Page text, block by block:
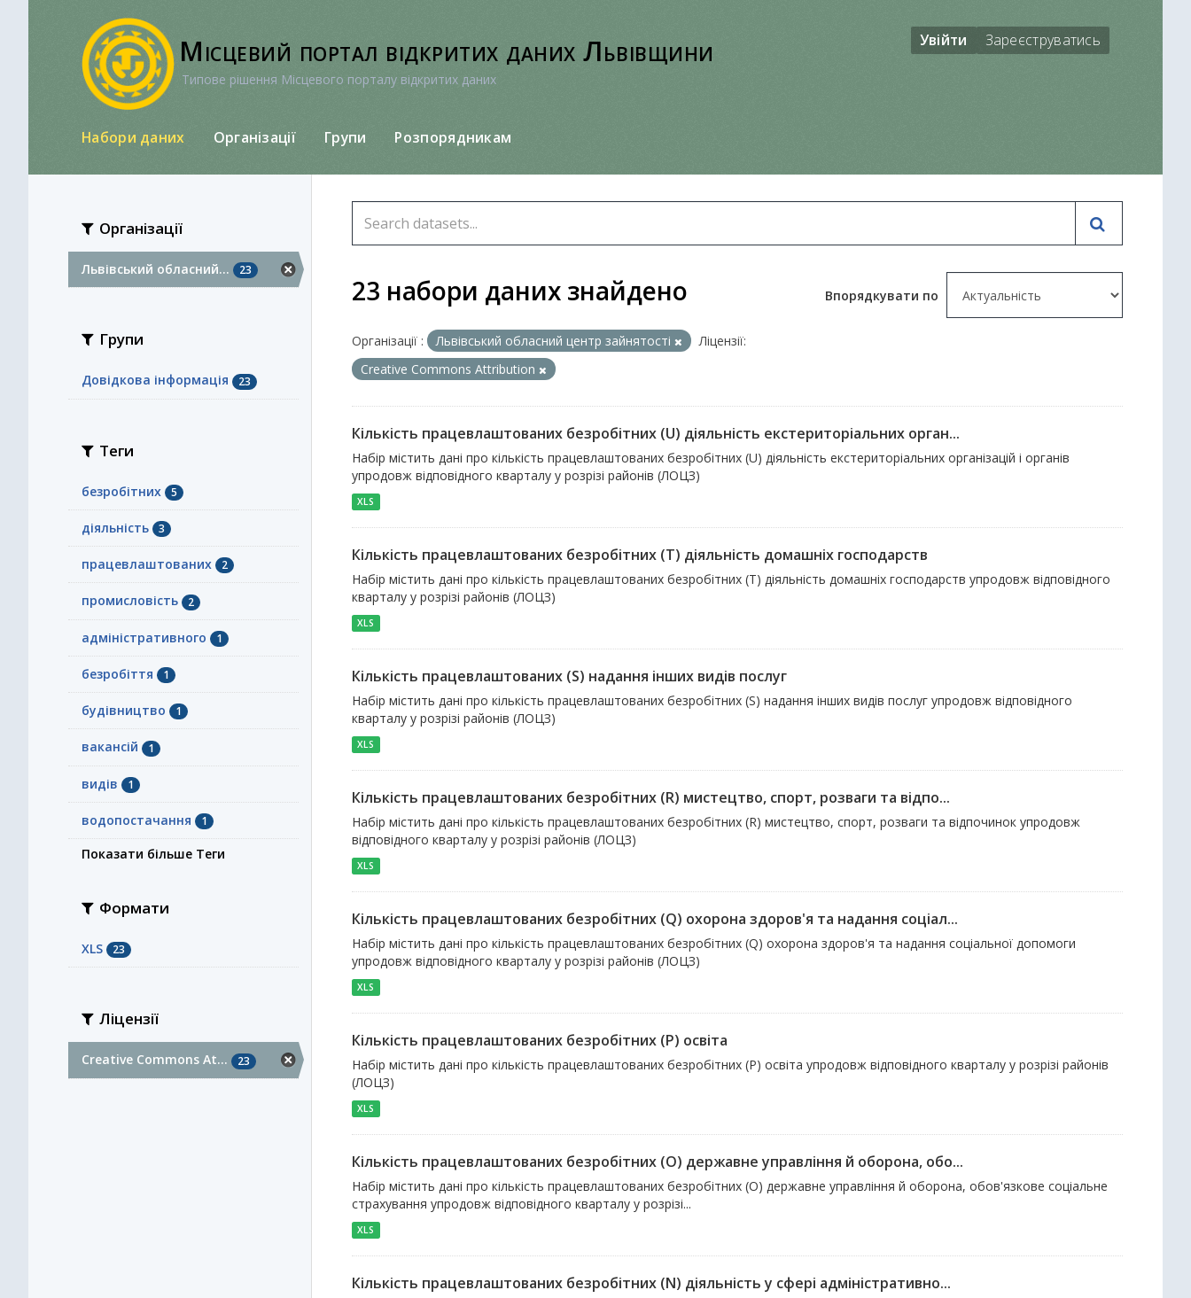
Місцевий портал відкритих даних Львівщини
Типове рішення Місцевого порталу відкритих даних
Увійти Зареєструватись
Набори даних Організації Групи Розпорядникам
Організації
Львівський обласний... 23
Групи
Довідкова інформація 23
Теги
безробітних 5
діяльність 3
працевлаштованих 2
промисловість 2
адміністративного 1
безробіття 1
будівництво 1
вакансій 1
видів 1
водопостачання 1
Показати більше Теги
Формати
XLS 23
Ліцензії
Creative Commons At... 23
Впорядкувати по
23 набори даних знайдено
Організації : Львівський обласний центр зайнятості
Ліцензії:
Creative Commons Attribution
Кількість працевлаштованих безробітних (U) діяльність екстериторіальних орган...
Набір містить дані про кількість працевлаштованих безробітних (U) діяльність екстериторіальних організацій і органів
упродовж відповідного кварталу у розрізі районів (ЛОЦЗ)
XLS
Кількість працевлаштованих безробітних (T) діяльність домашніх господарств
Набір містить дані про кількість працевлаштованих безробітних (T) діяльність домашніх господарств упродовж відповідного
кварталу у розрізі районів (ЛОЦЗ)
XLS
Кількість працевлаштованих (S) надання інших видів послуг
Набір містить дані про кількість працевлаштованих безробітних (S) надання інших видів послуг упродовж відповідного
кварталу у розрізі районів (ЛОЦЗ)
XLS
Кількість працевлаштованих безробітних (R) мистецтво, спорт, розваги та відпо...
Набір містить дані про кількість працевлаштованих безробітних (R) мистецтво, спорт, розваги та відпочинок упродовж
відповідного кварталу у розрізі районів (ЛОЦЗ)
XLS
Кількість працевлаштованих безробітних (Q) охорона здоров'я та надання соціал...
Набір містить дані про кількість працевлаштованих безробітних (Q) охорона здоров'я та надання соціальної допомоги
упродовж відповідного кварталу у розрізі районів (ЛОЦЗ)
XLS
Кількість працевлаштованих безробітних (P) освіта
Набір містить дані про кількість працевлаштованих безробітних (P) освіта упродовж відповідного кварталу у розрізі районів
(ЛОЦЗ)
XLS
Кількість працевлаштованих безробітних (O) державне управління й оборона, обо...
Набір містить дані про кількість працевлаштованих безробітних (O) державне управління й оборона, обов'язкове соціальне
страхування упродовж відповідного кварталу у розрізі...
XLS
Кількість працевлаштованих безробітних (N) діяльність у сфері адміністративно...